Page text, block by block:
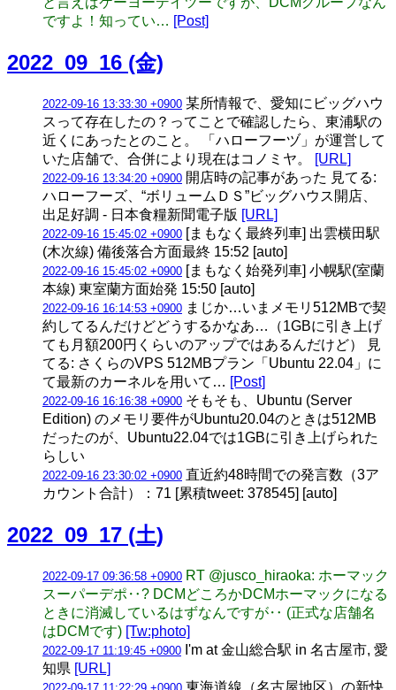
ですよ！知ってい… [Post]
2022_09_16 (金)
2022-09-16 13:33:30 +0900 某所情報で、愛知にビッグハウ
スって存在したの？ってことで確認したら、東浦駅の
近くにあったとのこと。 「ハローフーヅ」が運営して
いた店舗で、合併により現在はコノミヤ。
[URL]
2022-09-16 13:34:20 +0900 開店時の記事があった 見てる:
ハローフーズ、“ボリュームＤＳ”ビッグハウス開店、
出足好調 - 日本食糧新聞電子版 [URL]
2022-09-16 15:45:02 +0900 [まもなく最終列車] 出雲横田駅
(木次線) 備後落合方面最終 15:52 [auto]
2022-09-16 15:45:02 +0900 [まもなく始発列車] 小幌駅(室蘭
本線) 東室蘭方面始発 15:50 [auto]
2022-09-16 16:14:53 +0900 まじか…いまメモリ512MBで契
約してるんだけどどうするかなあ…（1GBに引き上げ
ても月額200円くらいのアップではあるんだけど） 見
てる: さくらのVPS 512MBプラン「Ubuntu 22.04」に
て最新のカーネルを用いて… [Post]
2022-09-16 16:16:38 +0900 そもそも、Ubuntu (Server
Edition) のメモリ要件がUbuntu20.04のときは512MB
だったのが、Ubuntu22.04では1GBに引き上げられた
らしい
2022-09-16 23:30:02 +0900 直近約48時間での発言数（3ア
カウント合計）：71 [累積tweet: 378545] [auto]
2022_09_17 (土)
2022-09-17 09:36:58 +0900 RT @jusco_hiraoka: ホーマック
スーパーデポ‥? DCMどころかDCMホーマックになる
ときに消滅しているはずなんですが‥ (正式な店舗名
はDCMです) [Tw:photo]
2022-09-17 11:19:45 +0900 I'm at 金山総合駅 in 名古屋市, 愛
知県 [URL]
東海道線（名古屋地区）の新快